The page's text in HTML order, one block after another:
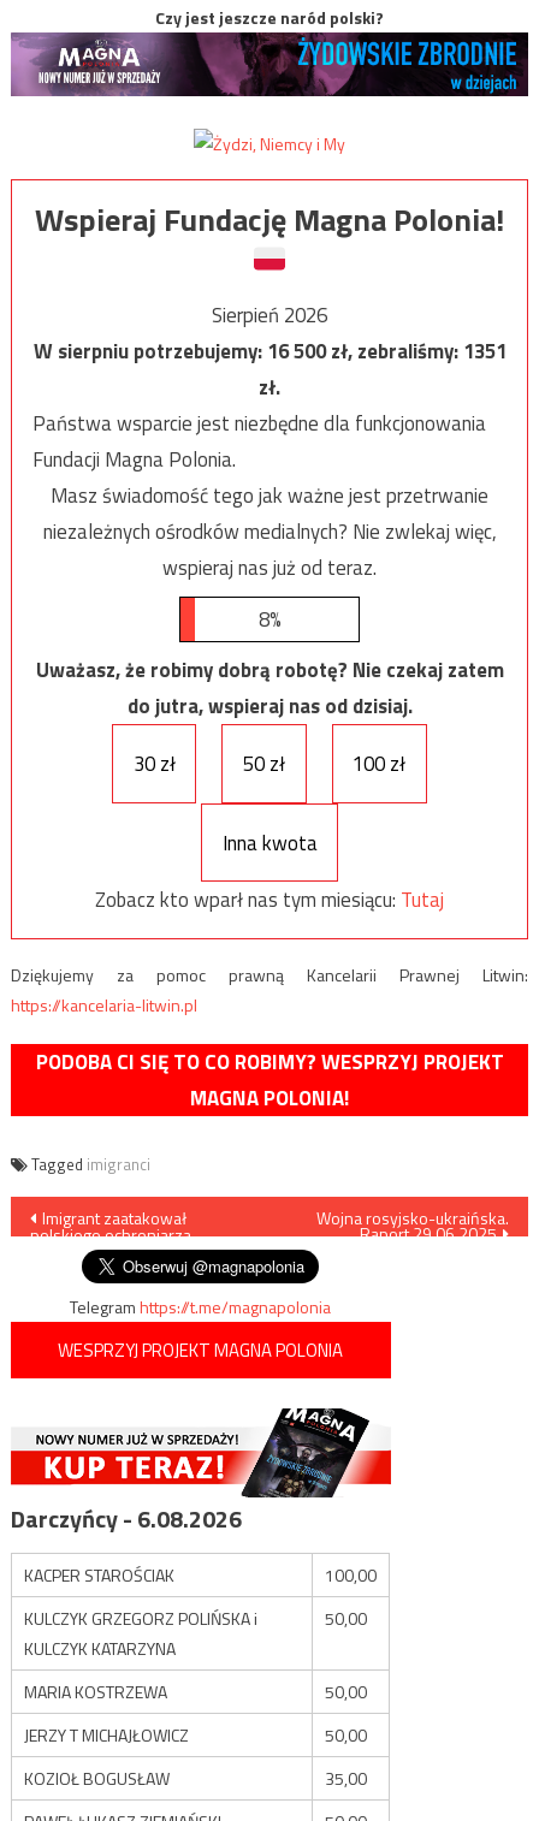
Czy jest jeszcze naród polski?
Wspieraj Fundację Magna Polonia!
Sierpień 2026
W sierpniu potrzebujemy:16 500zł, zebraliśmy:1351
zł.
Państwa wsparcie jest niezbędne dla funkcjonowania
Fundacji Magna Polonia.
Masz świadomość tego jak ważne jest przetrwanie
niezależnych ośrodków medialnych? Nie zwlekaj więc,
wspieraj nas już od teraz.
8%
Uważasz, że robimy dobrą robotę? Nie czekaj zatem
do jutra, wspieraj nas od dzisiaj.
30 zł
50 zł 100 zł
Inna kwota
Zobacz kto wparł nas tym miesiącu: Tutaj
Dziękujemy za pomoc prawną Kancelarii Prawnej Litwin:
https://kancelaria-litwin.pl
PODOBA CI SIĘ TO CO ROBIMY? WESPRZYJ PROJEKT
MAGNA POLONIA!
Tagged imigranci
Nawigacja
wpisu
Imigrant zaatakował
polskiego ochroniarza
Wojna rosyjsko-ukraińska.
Raport 29.06.2025
Telegramhttps://t.me/magnapolonia
WESPRZYJ PROJEKT MAGNA POLONIA
Darczyńcy - 6.08.2026
KACPER STAROŚCIAK
100,00
KULCZYK GRZEGORZ POLIŃSKA i
KULCZYK KATARZYNA
50,00
MARIA KOSTRZEWA
50,00
JERZY T MICHAJŁOWICZ
50,00
KOZIOŁ BOGUSŁAW
35,00